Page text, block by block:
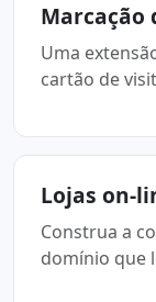
Marcação
Uma
cartão de
Lojas on-
Construa a
domínio que